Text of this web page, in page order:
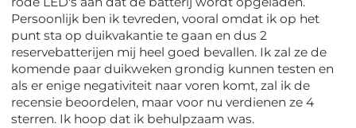
Persoonlijk ben ik tevreden, vooral omdat ik op het
punt sta op duikvakantie te gaan en dus 2
reservebatterijen mij heel goed bevallen. Ik zal ze de
komende paar duikweken grondig kunnen testen en
als er enige negativiteit naar voren komt, zal ik de
recensie beoordelen, maar voor nu verdienen ze 4
sterren. Ik hoop dat ik behulpzaam was.